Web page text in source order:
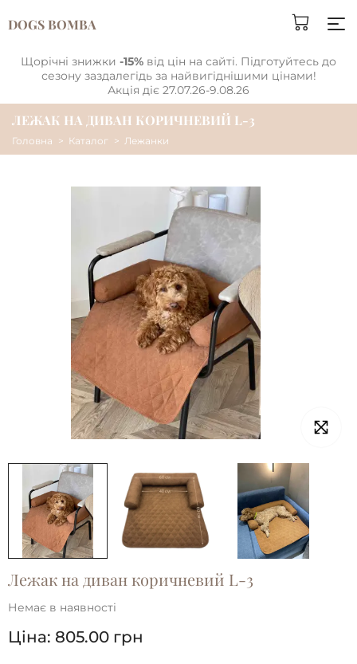
DOGS BOMBA
Щорічні знижки -15% від цін на сайті. Підготуйтесь до
сезону заздалегідь за найвигіднішими цінами!
Акція діє 27.07.26-9.08.26
ЛЕЖАК НА ДИВАН КОРИЧНЕВИЙ L-3
Головна Каталог Лежанки
Лежак на диван коричневий L-3
Немає в наявності
Ціна: 805.00 грн